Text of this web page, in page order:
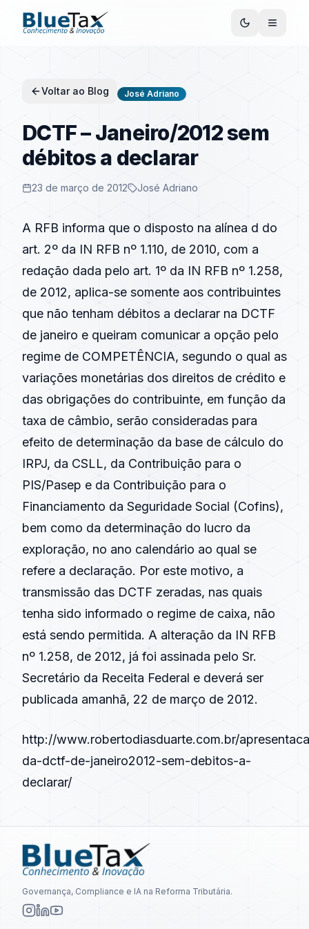
Voltar ao Blog José Adriano
DCTF – Janeiro/2012 sem
débitos a declarar
23 de março de 2012 José Adriano
A RFB informa que o disposto na alínea d do
art. 2º da IN RFB nº 1.110, de 2010, com a
redação dada pelo art. 1º da IN RFB nº 1.258,
de 2012, aplica-se somente aos contribuintes
que não tenham débitos a declarar na DCTF
de janeiro e queiram comunicar a opção pelo
regime de COMPETÊNCIA, segundo o qual as
variações monetárias dos direitos de crédito e
das obrigações do contribuinte, em função da
taxa de câmbio, serão consideradas para
efeito de determinação da base de cálculo do
IRPJ, da CSLL, da Contribuição para o
PIS/Pasep e da Contribuição para o
Financiamento da Seguridade Social (Cofins),
bem como da determinação do lucro da
exploração, no ano calendário ao qual se
refere a declaração. Por este motivo, a
transmissão das DCTF zeradas, nas quais
tenha sido informado o regime de caixa, não
está sendo permitida. A alteração da IN RFB
nº 1.258, de 2012, já foi assinada pelo Sr.
Secretário da Receita Federal e deverá ser
publicada amanhã, 22 de março de 2012.
http://www.robertodiasduarte.com.br/
da-dctf-de-janeiro2012-sem-debitos-a-
declarar/
Governança, Compliance e IA na Reforma Tributária.